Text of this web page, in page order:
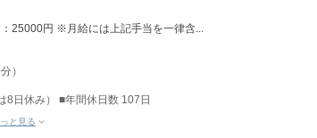
25000円 ※月給には上記手当を一律含...
）
日休み） ■年間休日数 107日
と見る